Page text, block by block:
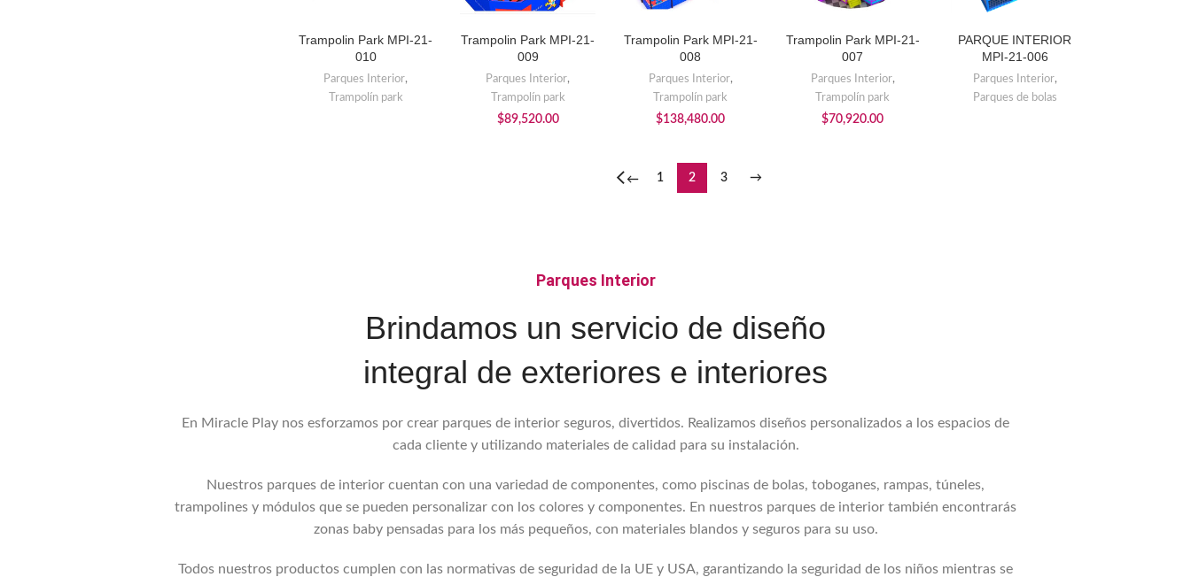
LEER MÁS
Trampolin Park MPI-21-
010
Parques Interior,
Trampolín park
AÑADIR AL CARRITO
Trampolin Park MPI-21-
009
Parques Interior,
Trampolín park
$89,520.00
AÑADIR AL CARRITO
Trampolin Park MPI-21-
008
Parques Interior,
Trampolín park
$138,480.00
AÑADIR AL CARRITO
Trampolin Park MPI-21-
007
Parques Interior,
Trampolín park
$70,920.00
LEER MÁS
PARQUE INTERIOR
MPI-21-006
Parques Interior,
Parques de bolas
← 1 2 3 →
Parques Interior
Brindamos un servicio de diseño
integral de exteriores e interiores
En Miracle Play nos esforzamos por crear parques de interior seguros, divertidos. Realizamos diseños personalizados a los espacios de
cada cliente y utilizando materiales de calidad para su instalación.
Nuestros parques de interior cuentan con una variedad de componentes, como piscinas de bolas, toboganes, rampas, túneles,
trampolines y módulos que se pueden personalizar con los colores y componentes. En nuestros parques de interior también encontrarás
zonas baby pensadas para los más pequeños, con materiales blandos y seguros para su uso.
Todos nuestros productos cumplen con las normativas de seguridad de la UE y USA, garantizando la seguridad de los niños mientras se